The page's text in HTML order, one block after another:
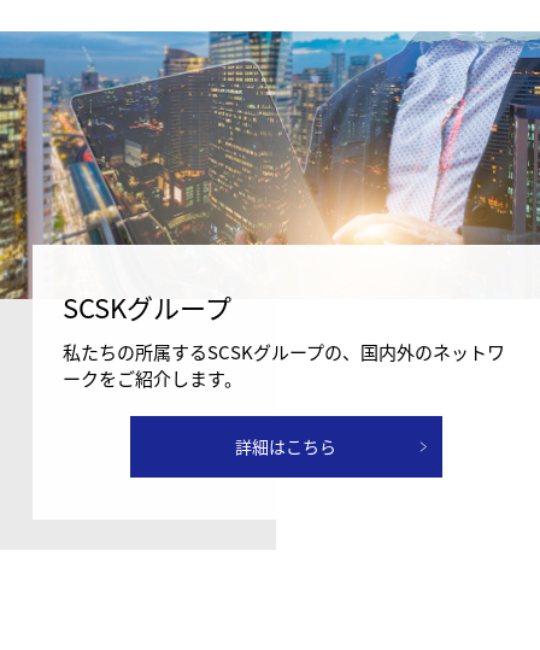
SCSKグループ
私たちの所属するSCSKグループの、国内外のネットワ
ークをご紹介します。
詳細はこちら